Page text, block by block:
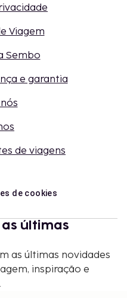
Viagem
Sembo
e garantia
de viagens
de cookies
as últimas
as últimas novidades
inspiração e